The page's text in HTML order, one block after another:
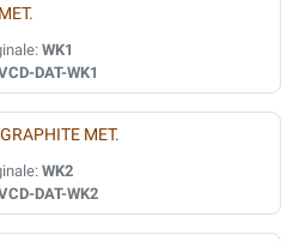
WK1
DAT-WK1
MET.
WK2
DAT-WK2